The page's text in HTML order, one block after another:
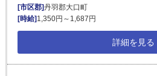
[市区郡]丹羽郡大口町
[時給] 1,350円～1,687円
詳細を見る